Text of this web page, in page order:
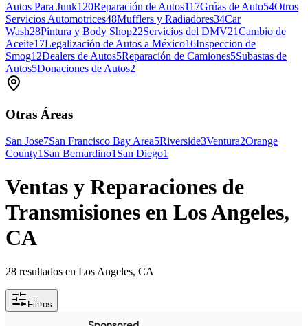
Autos Para Junk120Reparación de Autos117Grúas de Auto54Otros
Servicios Automotrices48Mufflers y Radiadores34Car
Wash28Pintura y Body Shop22Servicios del DMV21Cambio de
Aceite17Legalización de Autos a México16Inspeccion de
Smog12Dealers de Autos5Reparación de Camiones5Subastas de
Autos5Donaciones de Autos2
Otras Áreas
San Jose7San Francisco Bay Area5Riverside3Ventura2Orange
County1 San Bernardino1 San Diego1
Ventas y Reparaciones de
Transmisiones en Los Angeles,
CA
28 resultados en Los Angeles, CA
Filtros